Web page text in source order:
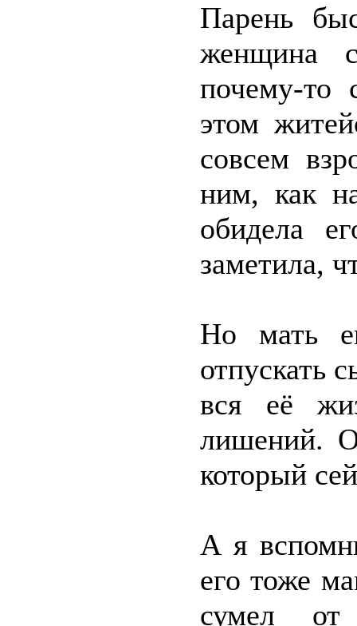
Парень
женщина
почему-то
этом
совсем
ним, как
обидела
заметила,
Но мать
отпускать
вся её
лишений.
который
А я
его тоже
сумел от